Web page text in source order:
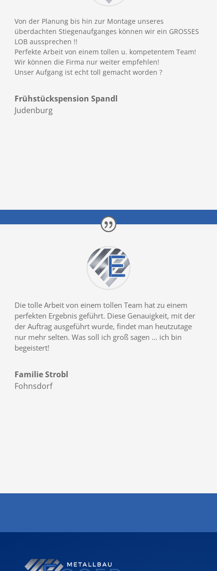
Von der Planung bis hin zur Montage unseres
überdachten Stiegenaufganges können wir ein GROSSES
LOB aussprechen !!
Perfekte Arbeit von einem tollen u. kompetentem Team!
Wir können die Firma nur weiter empfehlen!
Unser Aufgang ist echt toll gemacht worden ?
Frühstückspension Spandl
Judenburg
Die tolle Arbeit von einem tollen Team hat zu einem
perfekten Ergebnis geführt. Diese Genauigkeit, mit der
der Auftrag ausgeführt wurde, findet man heutzutage
nur mehr selten. Was soll ich groß sagen … ich bin
begeistert!
Familie Strobl
Fohnsdorf